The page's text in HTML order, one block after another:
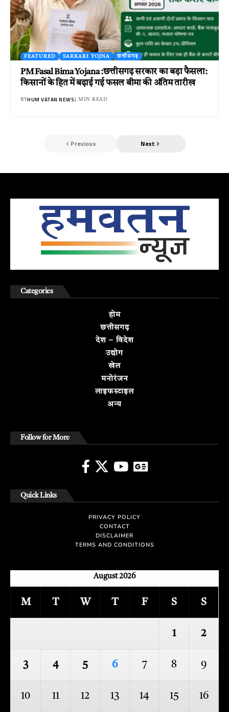
FEATURED SARKARI YOJNA छत्तीसगढ़
PM Fasal Bima Yojana :छत्तीसगढ़ सरकार का बड़ा फैसला:
किसानों के हित में बढ़ाई गई फसल बीमा की अंतिम तारीख
BYHUM VATAN NEWS3 MIN READ
Previous Next
Categories
होम
छत्तीसगढ़
देश – विदेश
उद्योग
खेल
मनोरंजन
लाइफस्टाइल
अन्य
Follow for More
Quick Links
PRIVACY POLICY
CONTACT
DISCLAIMER
TERMS AND CONDITIONS
August 2026
M T W T F S S
1 2
3 4 5 6 7 8 9
10 11 12 13 14 15 16